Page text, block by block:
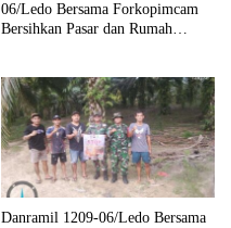
06/Ledo Bersama Forkopimcam
Bersihkan Pasar dan Rumah
Danramil 1209-06/Ledo Bersama